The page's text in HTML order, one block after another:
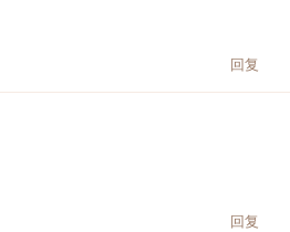
回复
回复